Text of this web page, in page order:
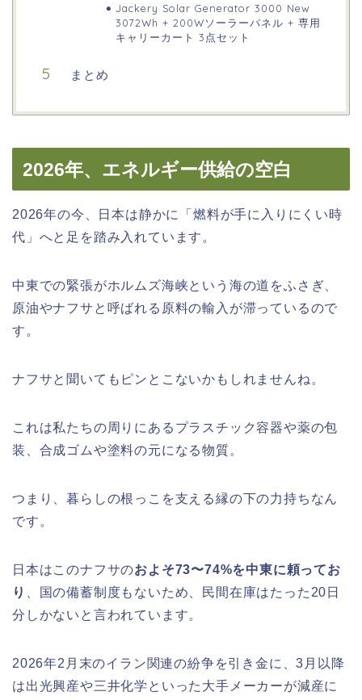
Jackery Solar Generator 3000 New
3072Wh + 200Wソーラーパネル + 専用
キャリーカート 3点セット
まとめ
2026年、エネルギー供給の空白
2026年の今、日本は静かに「燃料が手に入りにくい時
代」へと足を踏み入れています。
中東での緊張がホルムズ海峡という海の道をふさぎ、
原油やナフサと呼ばれる原料の輸入が滞っているので
す。
ナフサと聞いてもピンとこないかもしれませんね。
これは私たちの周りにあるプラスチック容器や薬の包
装、合成ゴムや塗料の元になる物質。
つまり、暮らしの根っこを支える縁の下の力持ちなん
です。
日本はこのナフサのおよそ73〜74%を中東に頼ってお
り
、国の備蓄制度もないため、民間在庫はたった20日
分しかないと言われています。
2026年2月末のイラン関連の紛争を引き金に、3月以降
は出光興産や三井化学といった大手メーカーが減産に